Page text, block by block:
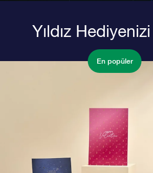
Yıldız
En popüler